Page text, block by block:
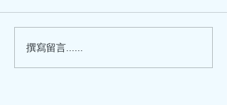
療，接聽電話。 “早晨！”我問
候一聲。 “早晨，莫教授！我
撰寫留言......